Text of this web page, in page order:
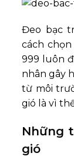
Đeo bạc
cách
999 luôn
nhân gây
từ môi
gió là vì
Những
gió